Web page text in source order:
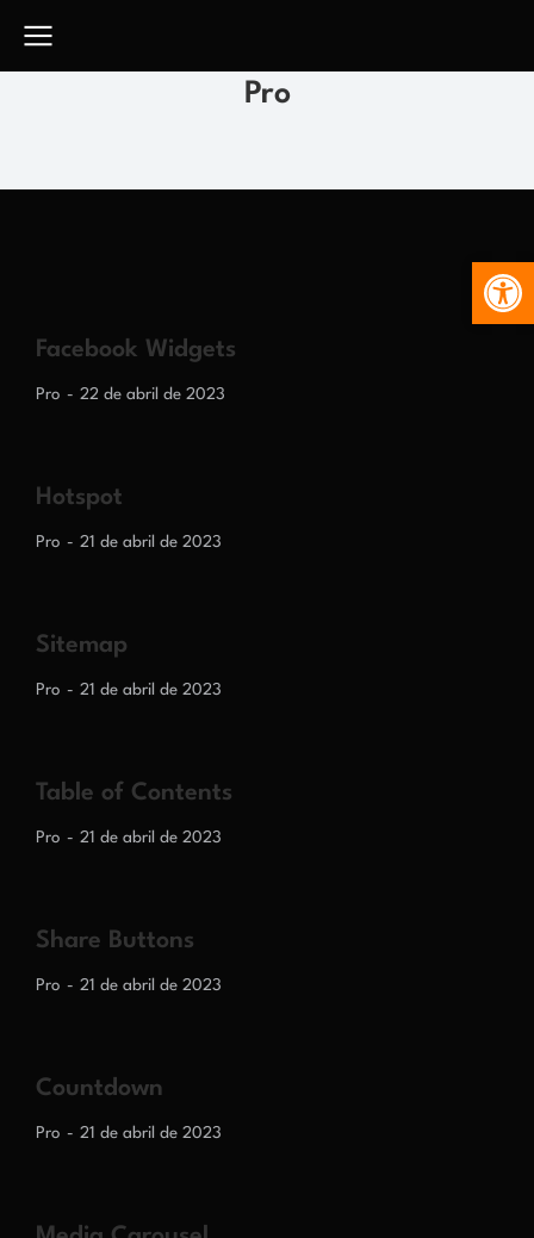
Pro
Facebook Widgets
Pro 22 de abril de 2023
Hotspot
Pro 21 de abril de 2023
Sitemap
Pro 21 de abril de 2023
Table of Contents
Pro 21 de abril de 2023
Share Buttons
Pro 21 de abril de 2023
Countdown
Pro 21 de abril de 2023